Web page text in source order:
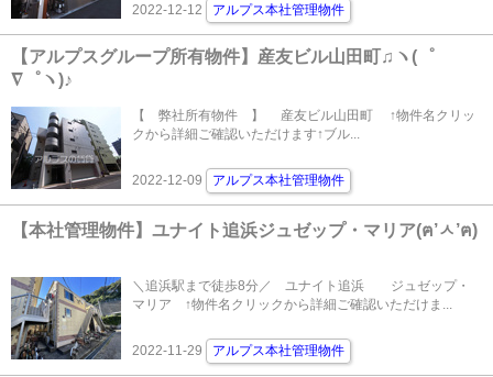
2022-12-12 アルプス本社管理物件
【アルプスグループ所有物件】産友ビル山田町♫ヽ(゜
∇゜ヽ)♪
【 弊社所有物件 】 産友ビル山田町 ↑物件名クリッ
クから詳細ご確認いただけます↑ブル...
2022-12-09 アルプス本社管理物件
【本社管理物件】ユナイト追浜ジュゼップ・マリア(ฅ’ㅅ’ฅ)
＼追浜駅まで徒歩8分／ ユナイト追浜 ジュゼップ・
マリア ↑物件名クリックから詳細ご確認いただけま...
2022-11-29 アルプス本社管理物件